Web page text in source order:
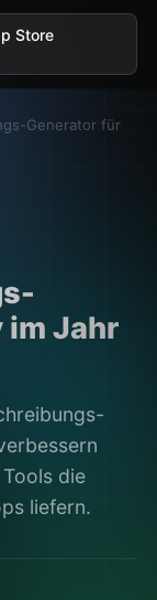
Store
Generator für
im Jahr
die
liefern.